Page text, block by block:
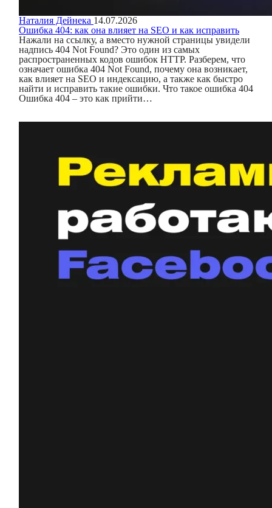
Наталия Дейнека 14.07.2026
Ошибка 404: как она влияет на SEO и как исправить
Нажали на ссылку, а вместо нужной страницы увидели
надпись 404 Not Found? Это один из самых
распространенных кодов ошибок HTTP. Разберем, что
означает ошибка 404 Not Found, почему она возникает,
как влияет на SEO и индексацию, а также как быстро
найти и исправить такие ошибки. Что такое ошибка 404
Ошибка 404 – это как прийти…